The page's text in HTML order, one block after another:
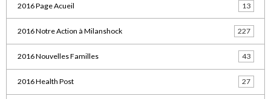
2016 Page Acueil 13
2016 Notre Action à Milanshock 227
2016 Nouvelles Familles 43
2016 Health Post 27